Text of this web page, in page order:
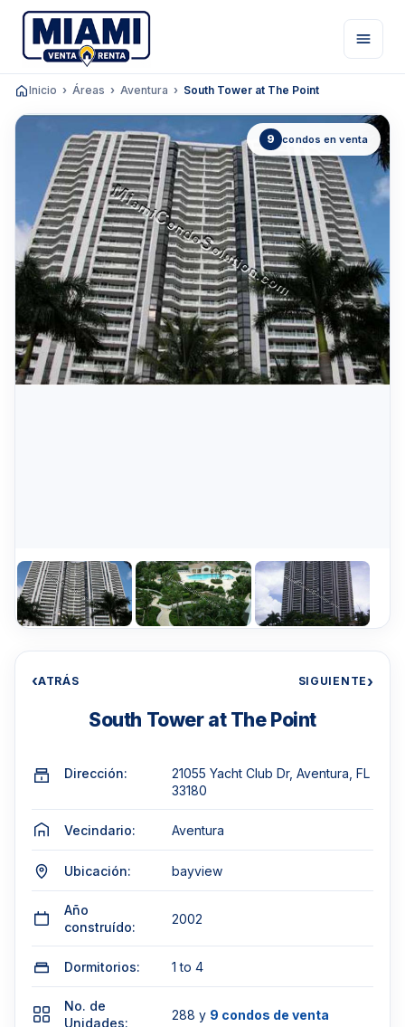
Inicio Áreas Aventura South Tower at The Point
9 condos en venta
‹ATRÁS SIGUIENTE›
South Tower at The Point
Dirección:
21055 Yacht Club Dr, Aventura, FL
33180
Vecindario: Aventura
Ubicación: bayview
Año
construído:
2002
Dormitorios: 1 to 4
No. de
Unidades:
288 y 9 condos de venta